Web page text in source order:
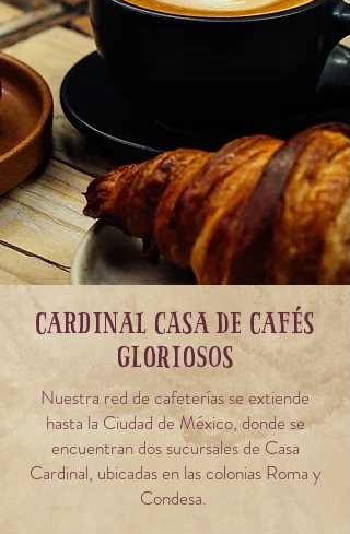
cardinal casa de cafés
gloriosos
Nuestra red de cafeterías se extiende
hasta la Ciudad de México, donde se
encuentran dos sucursales de Casa
Cardinal, ubicadas en las colonias Roma y
Condesa.